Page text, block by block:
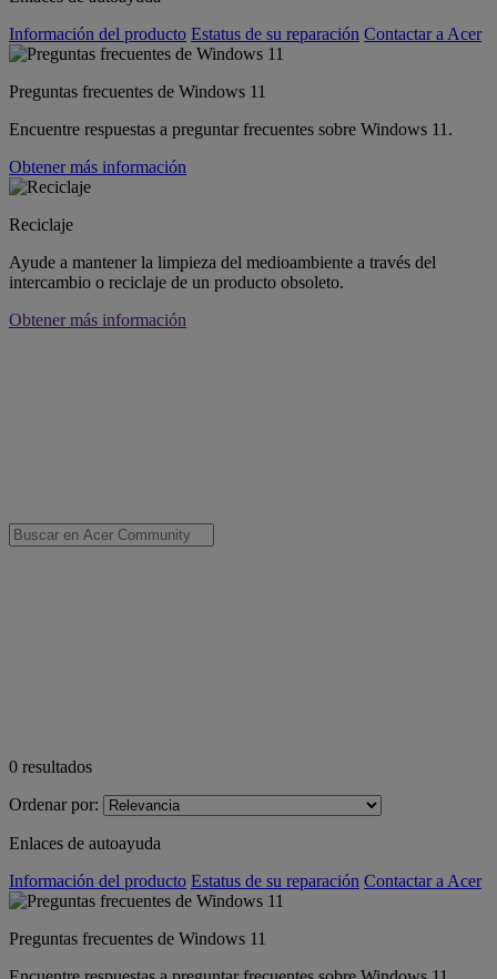
Información del producto Estatus de su reparación Contactar a Acer
Preguntas frecuentes de Windows 11
Encuentre respuestas a preguntar frecuentes sobre Windows 11.
Obtener más información
Reciclaje
Ayude a mantener la limpieza del medioambiente a través del
intercambio o reciclaje de un producto obsoleto.
Obtener más información
0 resultados
Ordenar por:
Enlaces de autoayuda
Información del producto Estatus de su reparación Contactar a Acer
Preguntas frecuentes de Windows 11